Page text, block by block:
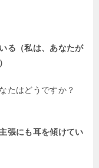
る（私は、あなたが
たはどうですか？
張にも耳を傾けてい